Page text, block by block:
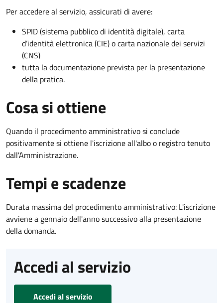
Per accedere al servizio, assicurati di avere:
SPID (sistema pubblico di identità digitale), carta
d’identità elettronica (CIE) o carta nazionale dei servizi
(CNS)
tutta la documentazione prevista per la presentazione
della pratica.
Cosa si ottiene
Quando il procedimento amministrativo si conclude
positivamente si ottiene l'iscrizione all'albo o registro tenuto
dall'Amministrazione.
Tempi e scadenze
Durata massima del procedimento amministrativo: L'iscrizione
avviene a gennaio dell'anno successivo alla presentazione
della domanda.
Accedi al servizio
Accedi al servizio